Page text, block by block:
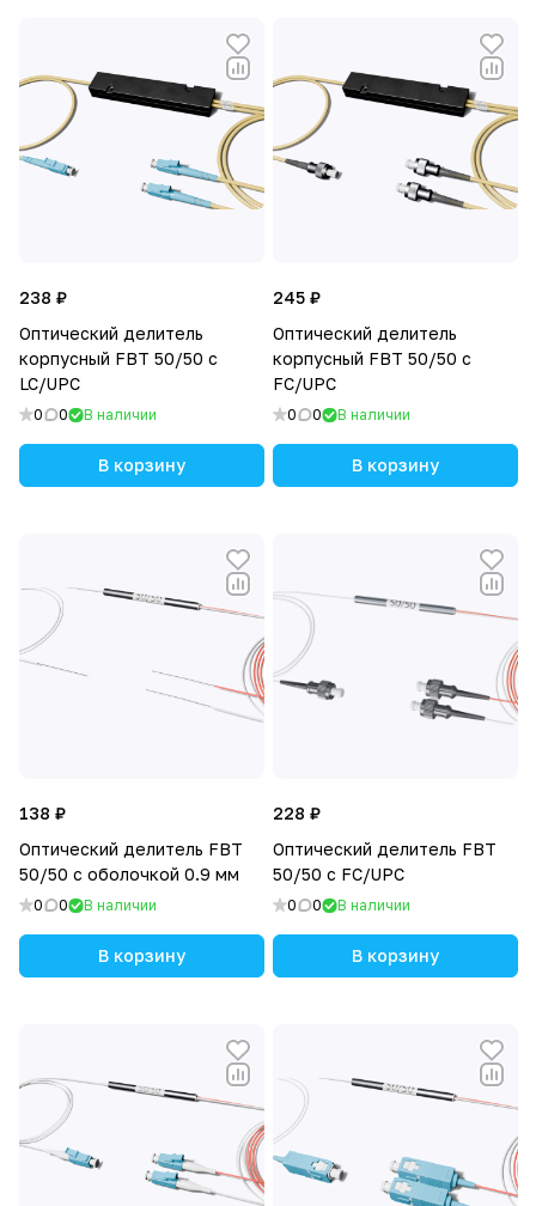
н
я
238 ₽
Оптический делитель
корпусный FBT 50/50 с
LC/UPC
0 0 В наличии
В корзину
245 ₽
Оптический делитель
корпусный FBT 50/50 с
FC/UPC
0 0 В наличии
В корзину
138 ₽
Оптический делитель FBT
50/50 с оболочкой 0.9 мм
0 0 В наличии
В корзину
228 ₽
Оптический делитель FBT
50/50 с FC/UPC
0 0 В наличии
В корзину